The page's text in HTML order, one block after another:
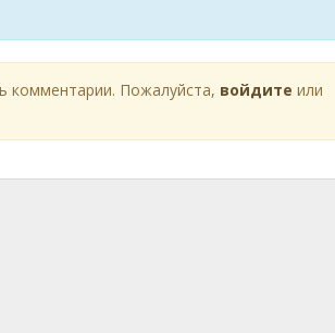
комментарии. Пожалуйста, войдите или